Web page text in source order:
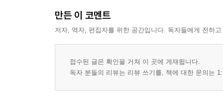
만든 이 코멘트
저자, 역자, 편집자를 위한 공간입니다. 독자들에게 전하
접수된 글은 확인을 거쳐 이 곳에 게재됩니다.
독자 분들의 리뷰는 리뷰 쓰기를, 책에 대한 문의는